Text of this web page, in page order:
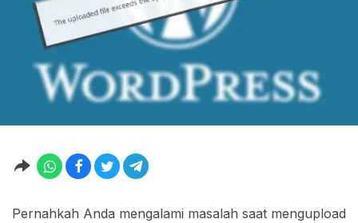
Pernahkah Anda mengalami masalah saat mengupload